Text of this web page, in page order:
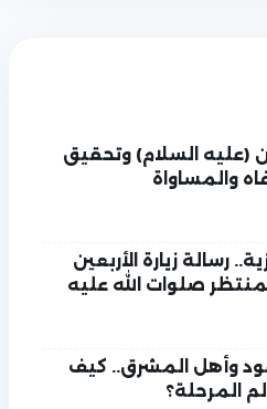
(عليه السلام) وتحقيق
والمساواة
رسالة زيارة الأربعين
صلوات الله عليه
وأهل المشرق.. كيف
المرحلة؟